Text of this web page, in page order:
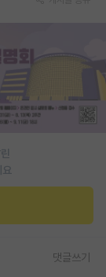
댓글쓰기